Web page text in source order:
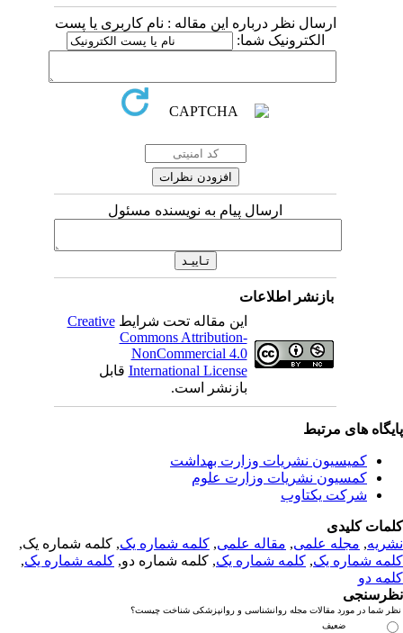
ارسال نظر درباره این مقاله : نام کاربری یا پست
الکترونیک شما:
ارسال پیام به نویسنده مسئول
بازنشر اطلاعات
این مقاله تحت شرایطCreative
Commons Attribution-
NonCommercial 4.0
International Licenseقابل
بازنشر است.
های مرتبط
کمیسیون نشریات وزارت بهداشت
کمسیون نشریات وزارت علوم
شرکت یکتاوب
کلیدی
,مجله علمی, مقاله علمی, کلمه شماره یک, کلمه شماره یک,
شماره یک,کلمه شماره یک, کلمه شماره دو,کلمه شماره یک,
دو
شما در مورد مقالات مجله روانشناسی و روانپزشکی شناخت چیست؟
ضعیف